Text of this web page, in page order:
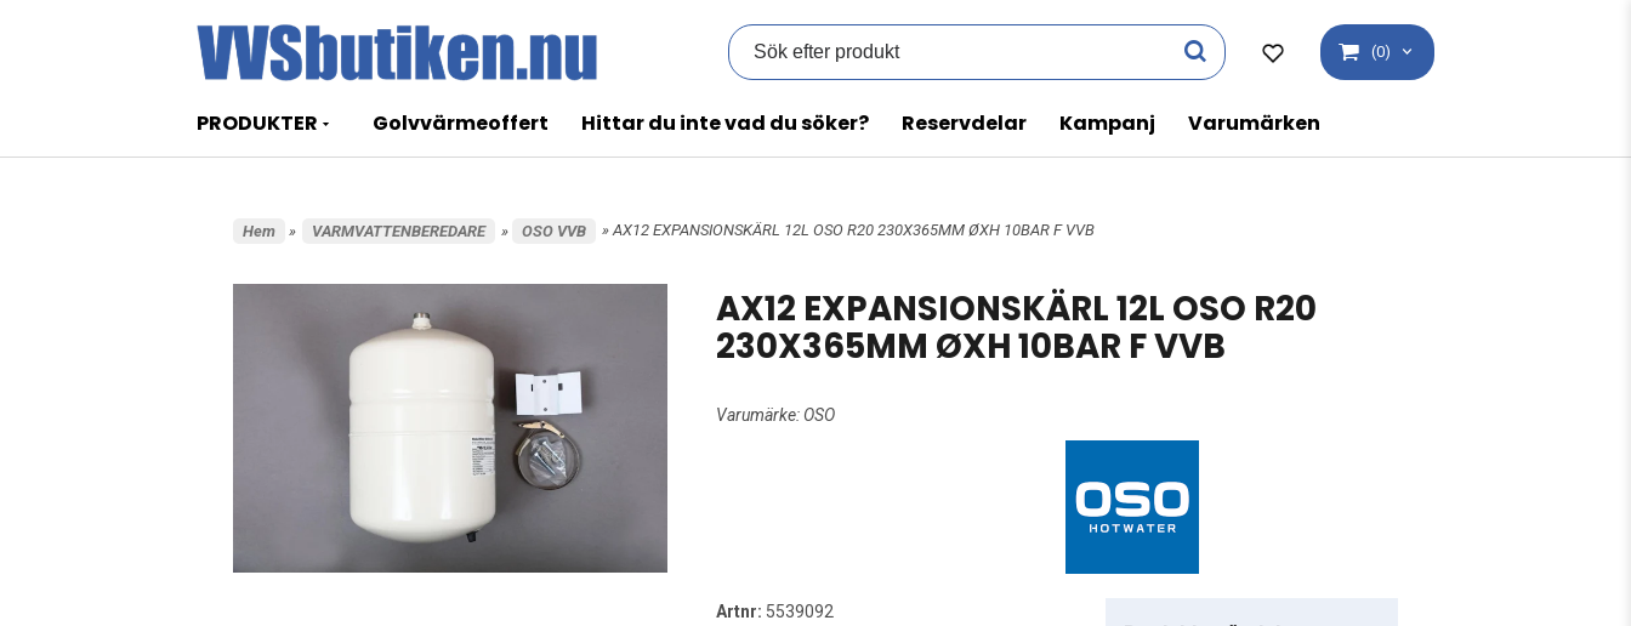
(0)
PRODUKTER Golvvärmeoffert Hittar du inte vad du söker? Reservdelar Kampanj Varumärken
Hem » VARMVATTENBEREDARE » OSO VVB » AX12 EXPANSIONSKÄRL 12L OSO R20 230X365MM ØXH 10BAR F VVB
AX12 EXPANSIONSKÄRL 12L OSO R20
230X365MM ØXH 10BAR F VVB
Varumärke: OSO
Artnr: 5539092